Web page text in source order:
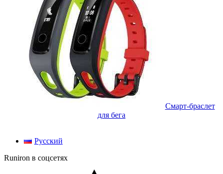
Смарт-браслет
для бега
Русский
Runiron в соцсетях